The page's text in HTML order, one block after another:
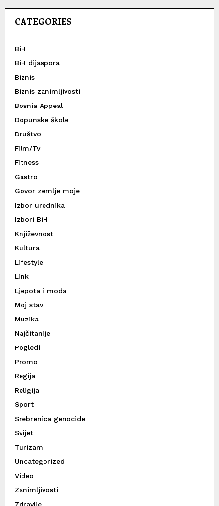
CATEGORIES
BiH
BiH dijaspora
Biznis
Biznis zanimljivosti
Bosnia Appeal
Dopunske škole
Društvo
Film/Tv
Fitness
Gastro
Govor zemlje moje
Izbor urednika
Izbori BiH
Književnost
Kultura
Lifestyle
Link
Ljepota i moda
Moj stav
Muzika
Najčitanije
Pogledi
Promo
Regija
Religija
Sport
Srebrenica genocide
Svijet
Turizam
Uncategorized
Video
Zanimljivosti
Zdravlje